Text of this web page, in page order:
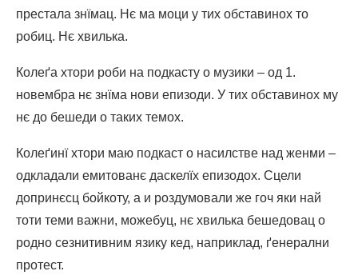
престала знїмац. Нє ма моци у тих обставинох то
робиц. Нє хвилька.
Колеґа хтори роби на подкасту о музики – од 1.
новембра нє знїма нови епизоди. У тих обставинох му
нє до бешеди о таких темох.
Колеґинї хтори маю подкаст о насилстве над женми –
одкладали емитованє даскелїх епизодох. Сцели
допринєсц бойкоту, а и роздумовали же гоч яки най
тоти теми важни, можебуц, нє хвилька бешедовац о
родно сезнитивним язику кед, наприклад, ґенерални
протест.